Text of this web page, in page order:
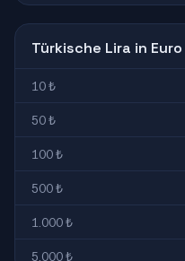
Türkische Lira in Euro
10 ₺
50 ₺
100 ₺
500 ₺
1.000 ₺
5.000 ₺